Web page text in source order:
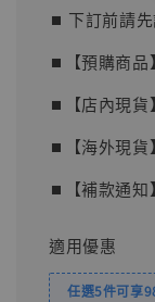
⏹︎ 下訂前請先
⏹︎【預購商品
⏹︎【店內現貨
⏹︎【海外現貨
⏹︎【補款通知
適用優惠
任選5件可享